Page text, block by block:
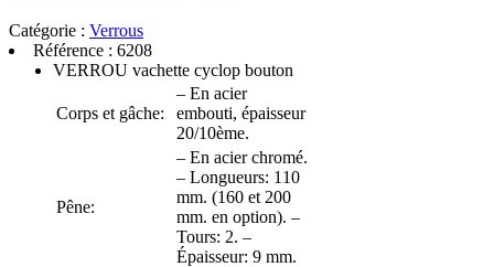
Catégorie : Verrous
Référence : 6208
VERROU vachette cyclop bouton
Corps et gâche:
– En acier
embouti, épaisseur
20/10ème.
Pêne:
– En acier chromé.
– Longueurs: 110
mm. (160 et 200
mm. en option). –
Tours: 2. –
Épaisseur: 9 mm.